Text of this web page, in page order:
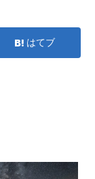
はてブ